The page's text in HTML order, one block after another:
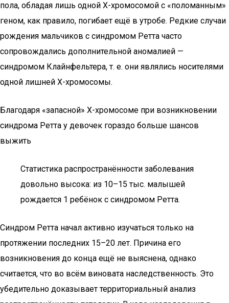
пола, обладая лишь одной Х-хромосомой с «поломанным»
геном, как правило, погибает ещё в утробе. Редкие случаи
рождения мальчиков с синдромом Ретта часто
сопровождались дополнительной аномалией —
синдромом Клайнфельтера, т. е. они являлись носителями
одной лишней Х-хромосомы.
Благодаря «запасной» Х-хромосоме при возникновении
синдрома Ретта у девочек гораздо больше шансов
выжить
Статистика распространённости заболевания
довольно высока: из 10–15 тыс. малышей
рождается 1 ребёнок с синдромом Ретта.
Синдром Ретта начал активно изучаться только на
протяжении последних 15–20 лет. Причина его
возникновения до конца ещё не выяснена, однако
считается, что во всём виновата наследственность. Это
убедительно доказывает территориальный анализ